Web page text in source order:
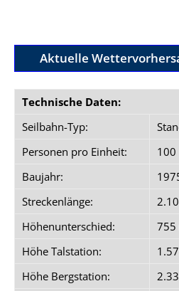
Aktuelle
Technische Daten:
Seilbahn-Typ:
Personen pro Einheit:
100
Baujahr:
Streckenlänge:
Höhenunterschied:
755
Höhe Talstation:
Höhe Bergstation: